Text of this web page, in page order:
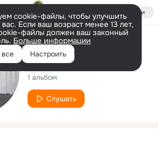
Войти
cookie-файлы, чтобы улучшить
Если ваш возраст менее 13 лет,
файлы должен ваш законный
Больше информации
Настроить
Исполнитель
梅盛
1 альбом
Слушать